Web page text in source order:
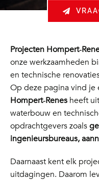
Projecten
onze werkzaamheden
en technische
Op deze pagina vind je
Hompert‑Renesheeft
waterbouw en
opdrachtgevers zoals
ingenieursbureaus,
Daarnaast kent elk
uitdagingen. Daarom